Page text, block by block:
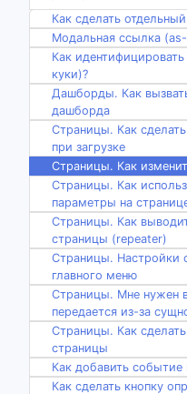
Как сделать
Модальная ссылка
Как
куки)?
Дашборды. Как
дашборда
Страницы. Как
при загрузке
Страницы. Как
Страницы. Как
параметры на
Страницы. Как
страницы (repeater)
Страницы. Настройки
главного меню
Страницы. Мне нужен
передается из-за
Страницы. Как
страницы
Как добавить событие
Как сделать кнопку